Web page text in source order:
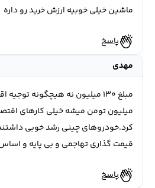
ماشین خیلی خوبیه ارزش خرید رو داره
پاسخ
مهدی
میلیون تومن میشه خیلی کارهای
کرد.خودروهای چینی رشد خوبی
قیمت گذاری تهاجمی و بی پایه و
پاسخ